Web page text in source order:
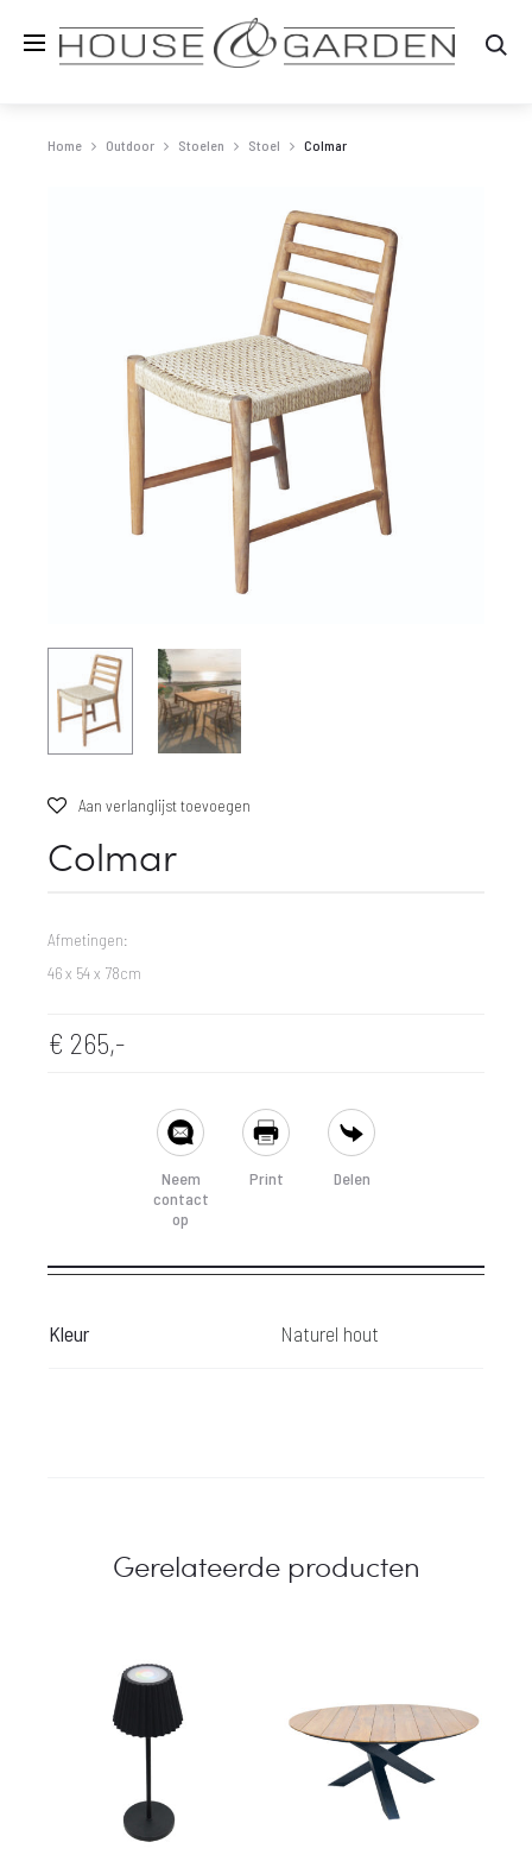
Home Outdoor Stoelen Stoel Colmar
Aan verlanglijst toevoegen
Colmar
Afmetingen:
46 x 54 x 78cm
€ 265,-
Neem
contact
op
Print Delen
Kleur Naturel hout
Gerelateerde producten